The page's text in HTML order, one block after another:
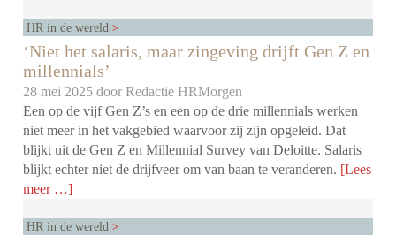
HR in de wereld
‘Niet het salaris, maar zingeving drijft Gen Z en
millennials’
28 mei 2025 doorRedactie HRMorgen
Een op de vijf Gen Z’s en een op de drie millennials werken
niet meer in het vakgebied waarvoor zij zijn opgeleid. Dat
blijkt uit de Gen Z en Millennial Survey van Deloitte. Salaris
blijkt echter niet de drijfveer om van baan te veranderen. [Lees
meer …]
HR in de wereld